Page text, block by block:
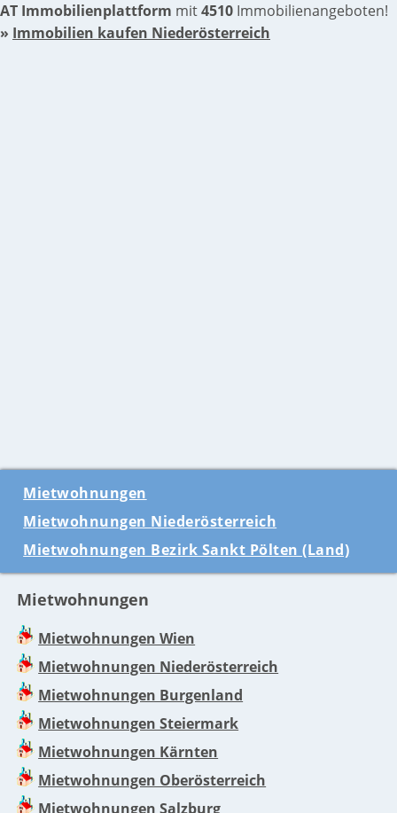
AT Immobilienplattform mit4510 Immobilienangeboten!
» Immobilien kaufen Niederösterreich
Mietwohnungen
Mietwohnungen Niederösterreich
Mietwohnungen Bezirk Sankt Pölten (Land)
Mietwohnungen
Mietwohnungen Wien
Mietwohnungen Niederösterreich
Mietwohnungen Burgenland
Mietwohnungen Steiermark
Mietwohnungen Kärnten
Mietwohnungen Oberösterreich
Mietwohnungen Salzburg